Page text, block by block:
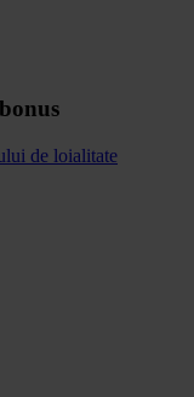
de loialitate